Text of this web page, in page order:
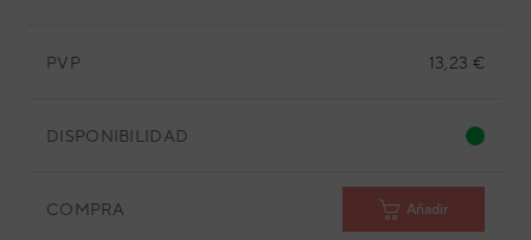
PVP 13,23 €
DISPONIBILIDAD
COMPRA Añadir